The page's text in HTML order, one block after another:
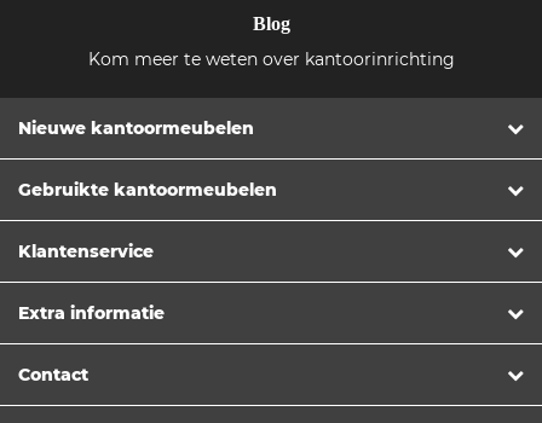
Blog
Kom meer te weten over kantoorinrichting
Nieuwe kantoormeubelen
Gebruikte kantoormeubelen
Klantenservice
Extra informatie
Contact